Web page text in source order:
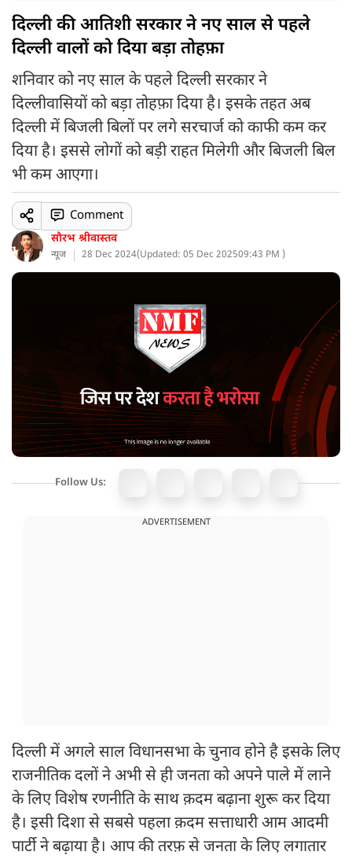
दिल्ली की आतिशी सरकार ने नए साल से पहले
दिल्ली वालों को दिया बड़ा तोहफ़ा
शनिवार को नए साल के पहले दिल्ली सरकार ने
दिल्लीवासियों को बड़ा तोहफ़ा दिया है। इसके तहत अब
दिल्ली में बिजली बिलों पर लगे सरचार्ज को काफी कम कर
दिया है। इससे लोगों को बड़ी राहत मिलेगी और बिजली बिल
भी कम आएगा।
सौरभ श्रीवास्तव
न्यूज 28 Dec 2024(Updated: 05 Dec 202509:43 PM )
Comment
Follow Us:
ADVERTISEMENT
दिल्ली में अगले साल विधानसभा के चुनाव होने है इसके लिए
राजनीतिक दलों ने अभी से ही जनता को अपने पाले में लाने
के लिए विशेष रणनीति के साथ क़दम बढ़ाना शुरू कर दिया
है। इसी दिशा से सबसे पहला क़दम सत्ताधारी आम आदमी
पार्टी ने बढ़ाया है। आप की तरफ़ से जनता के लिए लगातार